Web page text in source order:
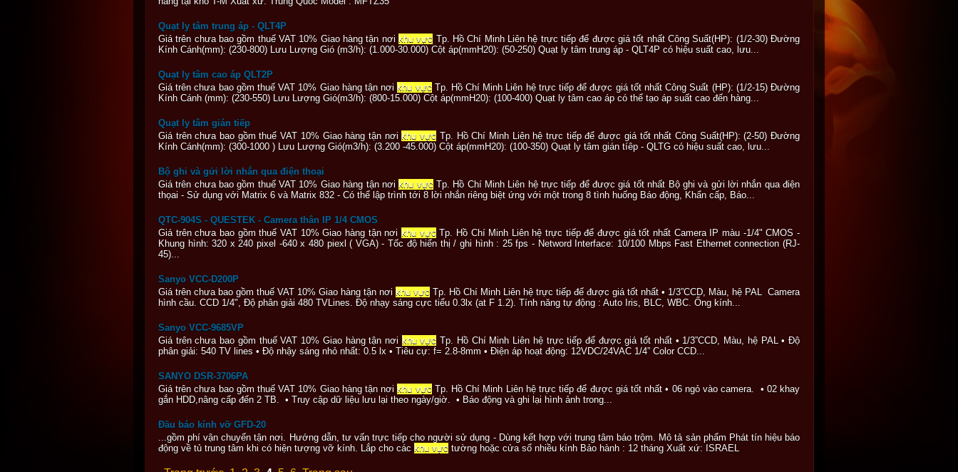
Quạt ly tâm trung áp - QLT4P
Giá trên chưa bao gồm thuế VAT 10% Giao hàng tận nơi khu vực Tp. Hồ Chí Minh Liên hệ trực tiếp để được giá tốt nhất Công Suất(HP): (1/2-30) Đường
Kính Cánh(mm): (230-800) Lưu Lượng Gió (m3/h): (1.000-30.000) Cột áp(mmH20): (50-250) Quạt ly tâm trung áp - QLT4P có hiệu suất cao, lưu...
Quạt ly tâm cao áp QLT2P
Giá trên chưa bao gồm thuế VAT 10% Giao hàng tận nơikhu vực Tp. Hồ Chí Minh Liên hệ trực tiếp để được giá tốt nhất Công Suất (HP): (1/2-15) Đường
Kính Cánh (mm): (230-550) Lưu Lượng Gió(m3/h): (800-15.000) Cột áp(mmH20): (100-400) Quạt ly tâm cao áp có thể tạo áp suất cao đến hàng...
Quạt ly tâm gián tiếp
Giá trên chưa bao gồm thuế VAT 10% Giao hàng tận nơikhu vực Tp. Hồ Chí Minh Liên hệ trực tiếp để được giá tốt nhất Công Suất(HP): (2-50) Đường
Kính Cánh(mm): (300-1000 ) Lưu Lượng Gió(m3/h): (3.200 -45.000) Cột áp(mmH20): (100-350) Quạt ly tâm gián tíêp - QLTG có hiệu suất cao, lưu...
Bộ ghi và gửi lời nhắn qua điện thoại
Giá trên chưa bao gồm thuế VAT 10% Giao hàng tận nơikhu vực Tp. Hồ Chí Minh Liên hệ trực tiếp để được giá tốt nhất Bộ ghi và gửi lời nhắn qua điện
thọai - Sử dụng với Matrix 6 và Matrix 832 - Có thể lập trình tới 8 lời nhắn riêng biệt ứng với một trong 8 tình huống Báo động, Khẩn cấp, Báo...
QTC-904S - QUESTEK - Camera thân IP 1/4 CMOS
Giá trên chưa bao gồm thuế VAT 10% Giao hàng tận nơi khu vực Tp. Hồ Chí Minh Liên hệ trực tiếp để được giá tốt nhất Camera IP màu -1/4" CMOS -
Khung hình: 320 x 240 pixel -640 x 480 piexl ( VGA) - Tốc độ hiển thị / ghi hình : 25 fps - Netword Interface: 10/100 Mbps Fast Ethernet connection (RJ-
45)...
Sanyo VCC-D200P
Giá trên chưa bao gồm thuế VAT 10% Giao hàng tận nơi khu vực Tp. Hồ Chí Minh Liên hệ trực tiếp để được giá tốt nhất • 1/3”CCD, Màu, hệ PAL Camera
hình cầu. CCD 1/4", Độ phân giải 480 TVLines. Độ nhạy sáng cực tiểu 0.3lx (at F 1.2). Tính năng tự động : Auto Iris, BLC, WBC. Ống kính...
Sanyo VCC-9685VP
Giá trên chưa bao gồm thuế VAT 10% Giao hàng tận nơi khu vực Tp. Hồ Chí Minh Liên hệ trực tiếp để được giá tốt nhất • 1/3”CCD, Màu, hệ PAL • Độ
phân giải: 540 TV lines • Độ nhậy sáng nhỏ nhất: 0.5 lx • Tiêu cự: f= 2.8-8mm • Điện áp hoạt động: 12VDC/24VAC 1/4” Color CCD...
SANYO DSR-3706PA
Giá trên chưa bao gồm thuế VAT 10% Giao hàng tận nơikhu vực Tp. Hồ Chí Minh Liên hệ trực tiếp để được giá tốt nhất • 06 ngỏ vào camera. • 02 khay
gắn HDD,nâng cấp đến 2 TB. • Truy cập dữ liệu lưu lại theo ngày/giờ. • Báo động và ghi lại hình ảnh trong...
Đầu báo kính vỡ GFD-20
...gồm phí vận chuyển tận nơi. Hướng dẫn, tư vấn trực tiếp cho người sử dụng - Dùng kết hợp với trung tâm báo trộm. Mô tả sản phẩm Phát tín hiệu báo
động về tủ trung tâm khi có hiện tượng vỡ kính. Lắp cho các khu vực tường hoặc cửa sổ nhiều kính Bảo hành : 12 tháng Xuất xứ: ISRAEL